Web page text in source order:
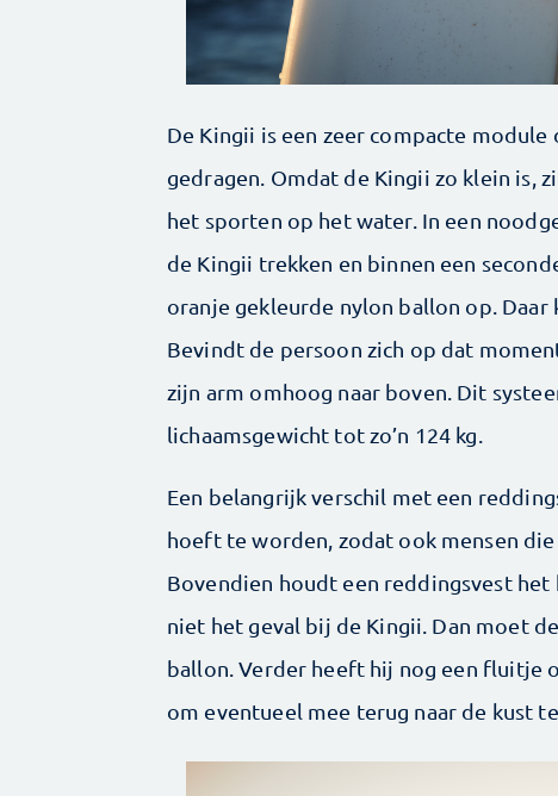
De Kingii is een zeer compacte
gedragen. Omdat de Kingii zo klein is,
het sporten op het water. In een
de Kingii trekken en binnen een
oranje gekleurde nylon ballon op. Daar
Bevindt de persoon zich op dat
zijn arm omhoog naar boven. Dit
lichaamsgewicht tot zo’n 124 kg.
Een belangrijk verschil met een
hoeft te worden, zodat ook mensen
Bovendien houdt een reddingsvest
niet het geval bij de Kingii. Dan moet
ballon. Verder heeft hij nog een fluitje
om eventueel mee terug naar de kust